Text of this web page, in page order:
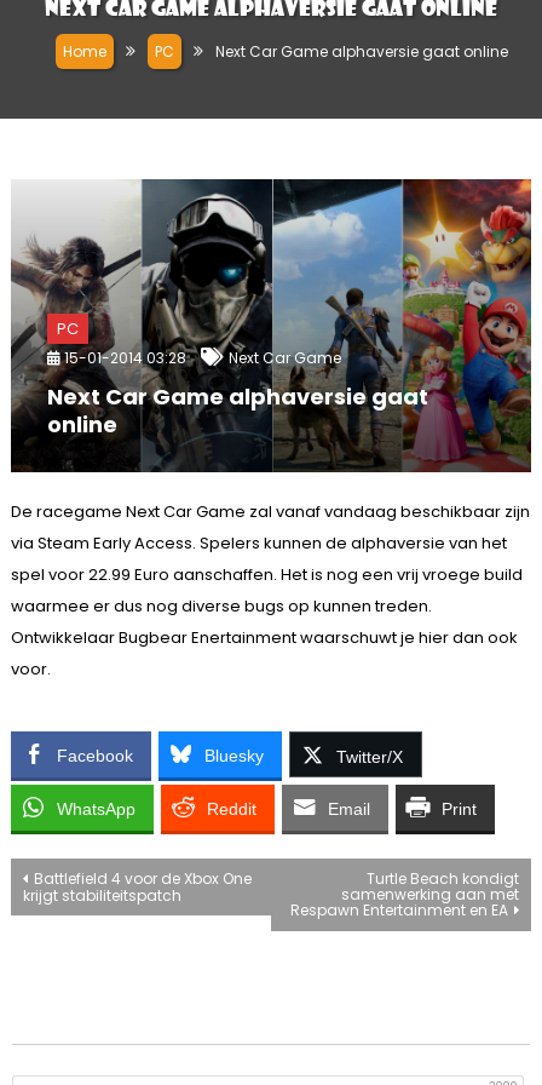
Next Car Game alphaversie gaat online
Home PC Next Car Game alphaversie gaat online
PC
15-01-2014 03:28 Next Car Game
Next Car Game alphaversie gaat
online
De racegame Next Car Game zal vanaf vandaag beschikbaar zijn
via Steam Early Access. Spelers kunnen de alphaversie van het
spel voor 22.99 Euro aanschaffen. Het is nog een vrij vroege build
waarmee er dus nog diverse bugs op kunnen treden.
Ontwikkelaar Bugbear Enertainment waarschuwt je hier dan ook
voor.
Facebook Bluesky Twitter/X
WhatsApp Reddit Email Print
Bericht
Battlefield 4 voor de Xbox One
krijgt stabiliteitspatch
Turtle Beach kondigt
samenwerking aan met
Respawn Entertainment en EA